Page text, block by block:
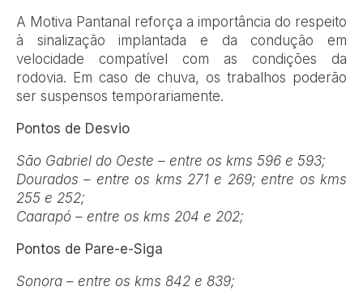
A Motiva Pantanal reforça a importância do respeito
à sinalização implantada e da condução em
velocidade compatível com as condições da
rodovia. Em caso de chuva, os trabalhos poderão
ser suspensos temporariamente.
Pontos de Desvio
São Gabriel do Oeste – entre os kms 596 e 593;
Dourados – entre os kms 271 e 269; entre os kms
255 e 252;
Caarapó – entre os kms 204 e 202;
Pontos de Pare-e-Siga
Sonora – entre os kms 842 e 839;